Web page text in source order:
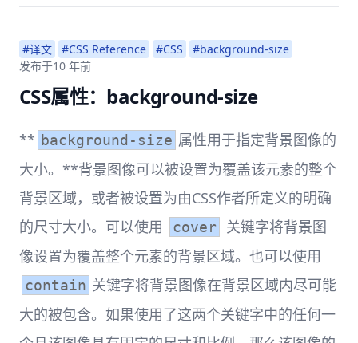
#译文 #CSS Reference #CSS
#background-size
发布于10 年前
CSS属性：background-size
** background-size 属性用于指定背景图像的
大小。**背景图像可以被设置为覆盖该元素的整个
背景区域，或者被设置为由CSS作者所定义的明确
的尺寸大小。可以使用
cover
关键字将背景图
像设置为覆盖整个元素的背景区域。也可以使用
contain 关键字将背景图像在背景区域内尽可能
大的被包含。如果使用了这两个关键字中的任何一